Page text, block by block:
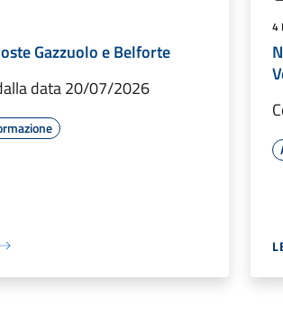
Gazzuolo e Belforte
data 20/07/2026
4